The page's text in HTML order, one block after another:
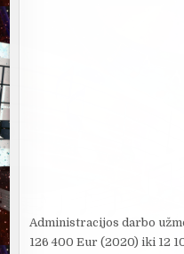
Administracijos darbo
126 400 Eur (2020) iki 12